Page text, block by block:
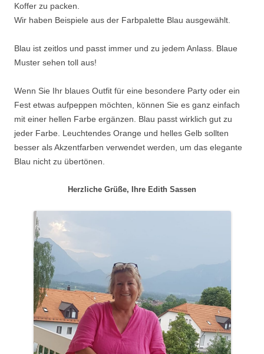
Koffer zu packen.
Wir haben Beispiele aus der Farbpalette Blau ausgewählt.
Blau ist zeitlos und passt immer und zu jedem Anlass. Blaue
Muster sehen toll aus!
Wenn Sie Ihr blaues Outfit für eine besondere Party oder ein
Fest etwas aufpeppen möchten, können Sie es ganz einfach
mit einer hellen Farbe ergänzen. Blau passt wirklich gut zu
jeder Farbe. Leuchtendes Orange und helles Gelb sollten
besser als Akzentfarben verwendet werden, um das elegante
Blau nicht zu übertönen.
Herzliche Grüße, Ihre Edith Sassen